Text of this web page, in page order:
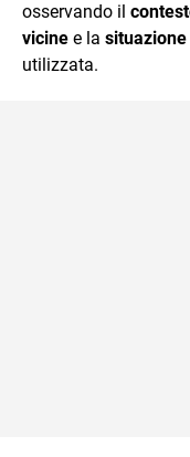
osservando il
vicine e la
utilizzata.